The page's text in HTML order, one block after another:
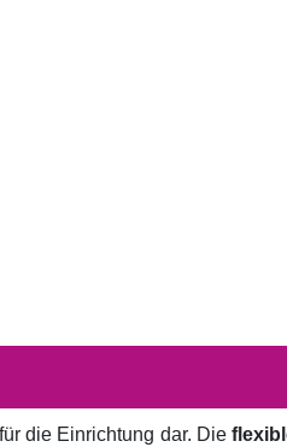
die Einrichtung dar. Die